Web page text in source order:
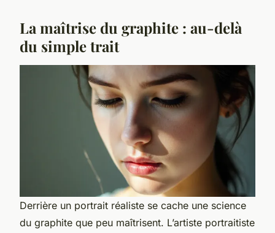
La maîtrise du graphite : au-delà
du simple trait
Derrière un portrait réaliste se cache une science
du graphite que peu maîtrisent. L’artiste portraitiste